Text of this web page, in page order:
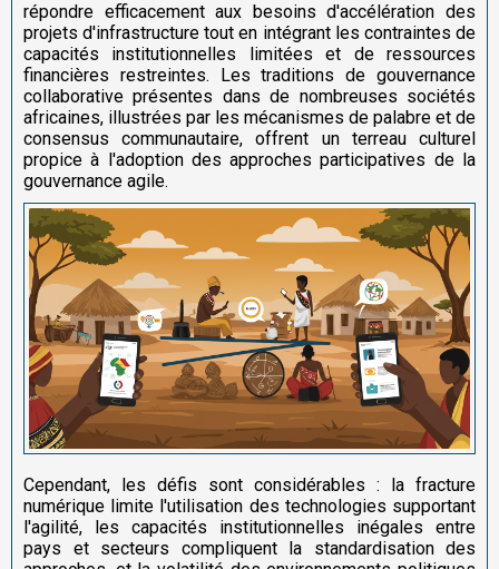
répondre efficacement aux besoins d'accélération des
projets d'infrastructure tout en intégrant les contraintes de
capacités institutionnelles limitées et de ressources
financières restreintes. Les traditions de gouvernance
collaborative présentes dans de nombreuses sociétés
africaines, illustrées par les mécanismes de palabre et de
consensus communautaire, offrent un terreau culturel
propice à l'adoption des approches participatives de la
gouvernance agile.
Cependant, les défis sont considérables : la fracture
numérique limite l'utilisation des technologies supportant
l'agilité, les capacités institutionnelles inégales entre
pays et secteurs compliquent la standardisation des